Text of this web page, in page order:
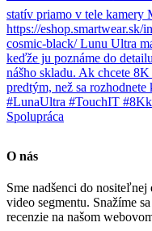
O nás
Sme nadšenci do
video segmentu. Snažíme
recenzie na našom